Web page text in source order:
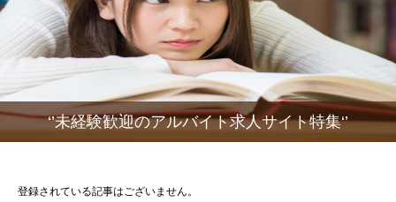
‘’未経験歓迎のアルバイト求人サイト特集‘’
登録されている記事はございません。